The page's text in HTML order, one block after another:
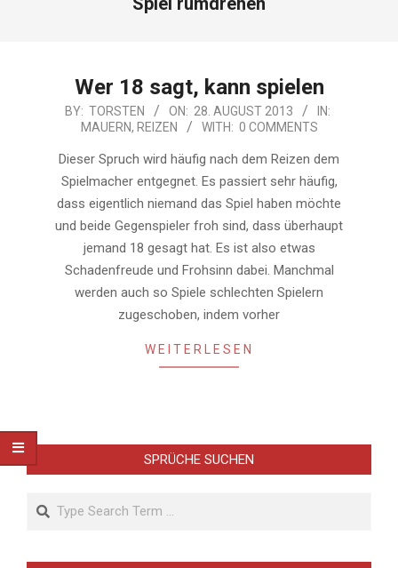
Wer 18 sagt, kann spielen
2013-
28
BY: TORSTEN ON: 28. AUGUST 2013
IN:
MAUERN, REIZEN WITH: 0 COMMENTS
Dieser Spruch wird häufig nach dem Reizen dem
Spielmacher entgegnet. Es passiert sehr häufig,
dass eigentlich niemand das Spiel haben möchte
und beide Gegenspieler froh sind, dass überhaupt
jemand 18 gesagt hat. Es ist also etwas
Schadenfreude und Frohsinn dabei. Manchmal
werden auch so Spiele schlechten Spielern
zugeschoben, indem vorher
WEITERLESEN
SPRÜCHE SUCHEN
Search